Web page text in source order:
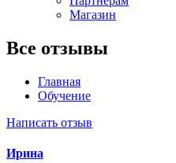
Магазин
Все отзывы
Главная
Обучение
Написать отзыв
Ирина